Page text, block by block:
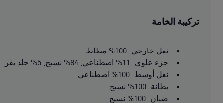
تركيبة الخامة
نعل خارجي: 100% مطاط
جزء علوي: 11% اصطناعي, 84% نسيج, 5% جلد بقر
نعل أوسط: 100% اصطناعي
بطانة: 100% نسيج
ضبان: 100% نسيج